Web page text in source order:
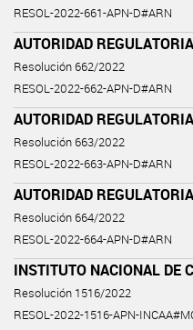
RESOL-2022-661-APN-D#ARN
AUTORIDAD
Resolución 662/2022
RESOL-2022-662-APN-D#ARN
AUTORIDAD
Resolución 663/2022
RESOL-2022-663-APN-D#ARN
AUTORIDAD
Resolución 664/2022
RESOL-2022-664-APN-D#ARN
INSTITUTO NACIONAL DE
Resolución 1516/2022
RESOL-2022-1516-APN-